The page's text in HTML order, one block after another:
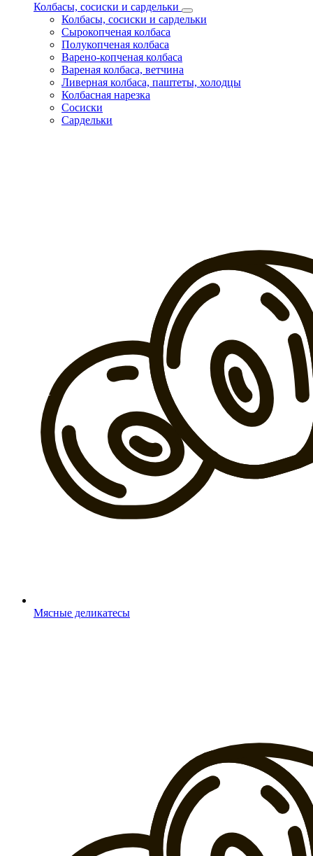
Колбасы, сосиски и сардельки
Колбасы, сосиски и сардельки
Сырокопченая колбаса
Полукопченая колбаса
Варено-копченая колбаса
Вареная колбаса, ветчина
Ливерная колбаса, паштеты, холодцы
Колбасная нарезка
Сосиски
Сардельки
Мясные деликатесы